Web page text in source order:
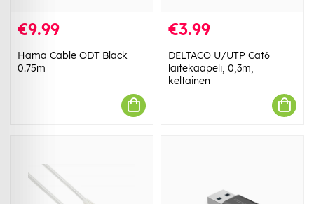
€9.99
Hama Cable ODT Black
0.75m
€3.99
DELTACO U/UTP Cat6
laitekaapeli, 0,3m,
keltainen